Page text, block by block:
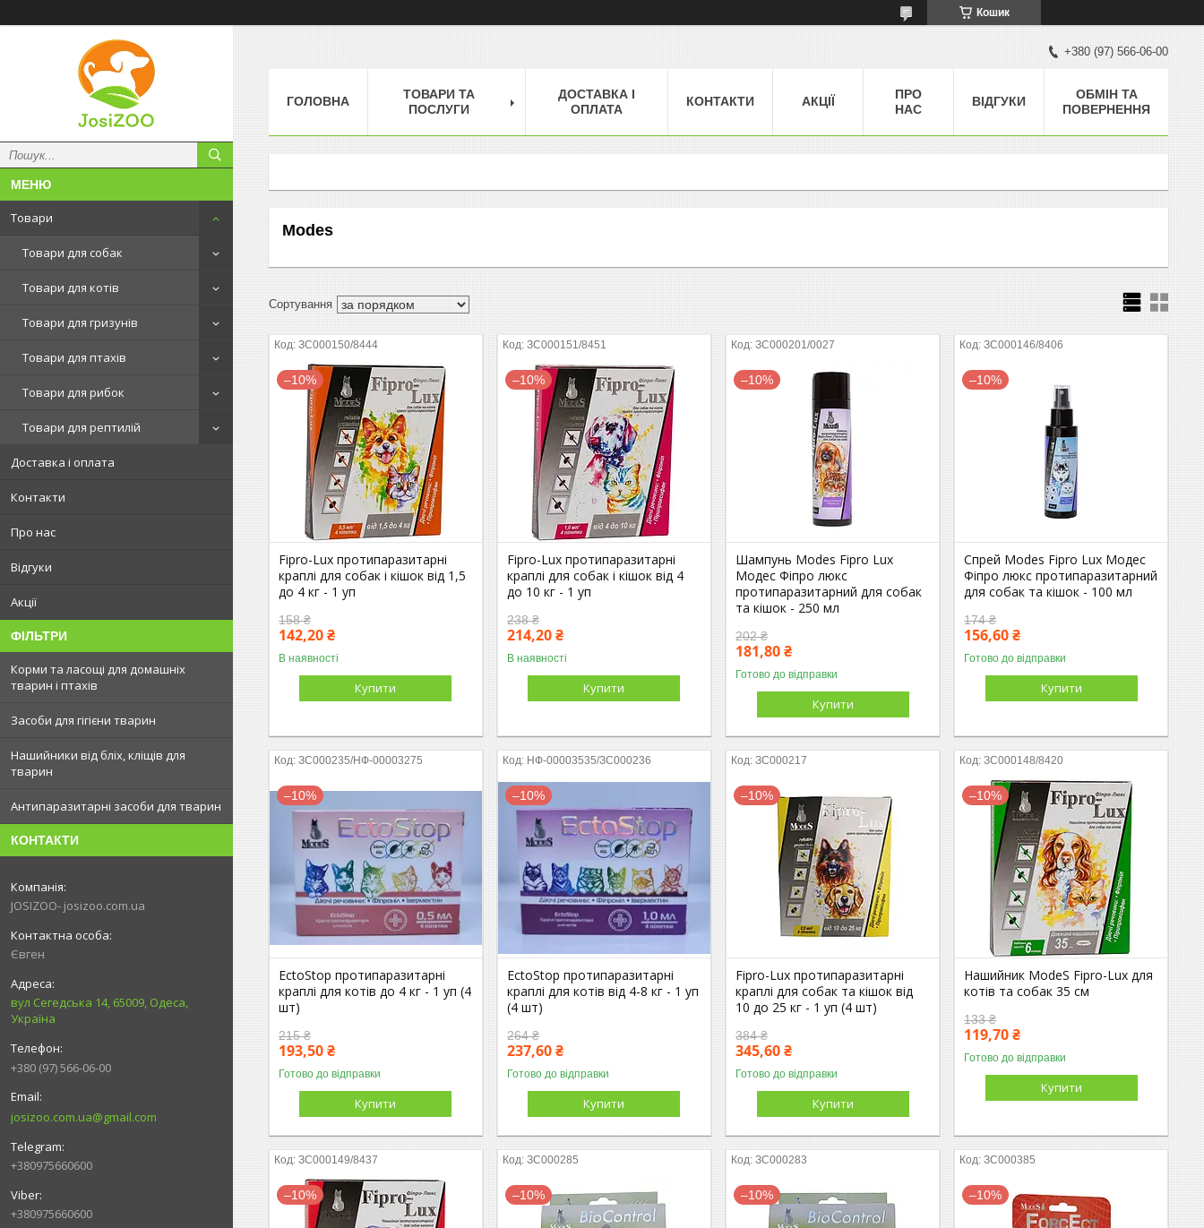
Кошик
Товари
Товари для собак
Товари для котів
Товари для гризунів
Товари для птахів
Товари для рибок
Товари для рептилій
Доставка і оплата
Контакти
Про нас
Відгуки
Акції
ФІЛЬТРИ
Корми та ласощі для домашніх
тварин і птахів
Засоби для гігієни тварин
Нашийники від бліх, кліщів для
тварин
Антипаразитарні засоби для тварин
КОНТАКТИ
JOSIZOO- josizoo.com.ua
Євген
вул Сегедська 14, 65009, Одеса,
Україна
+380 (97) 566-06-00
josizoo.com.ua@gmail.com
+380975660600
+380975660600
+380 (97) 566-06-00
ГОЛОВНА
ТОВАРИ ТА
ПОСЛУГИ
ДОСТАВКА І
ОПЛАТА
КОНТАКТИ АКЦІЇ
ПРО
НАС
ВІДГУКИ
ОБМІН ТА
ПОВЕРНЕННЯ
Modes
ЗС000150/8444
–10%
Fipro-Lux протипаразитарні
краплі для собак і кішок від 1,5
до 4 кг - 1 уп
158 ₴
142,20 ₴
В наявності
Купити
ЗС000151/8451
–10%
Fipro-Lux протипаразитарні
краплі для собак і кішок від 4
до 10 кг - 1 уп
238 ₴
214,20 ₴
В наявності
Купити
ЗС000201/0027
–10%
Шампунь Modes Fipro Lux
Модес Фіпро люкс
протипаразитарний для собак
та кішок - 250 мл
202 ₴
181,80 ₴
Готово до відправки
Купити
ЗС000146/8406
–10%
Спрей Modes Fipro Lux Модес
Фіпро люкс протипаразитарний
для собак та кішок - 100 мл
174 ₴
156,60 ₴
Готово до відправки
Купити
ЗС000235/НФ-00003275
–10%
EctoStop протипаразитарні
краплі для котів до 4 кг - 1 уп (4
шт)
215 ₴
193,50 ₴
Готово до відправки
Купити
НФ-00003535/ЗС000236
–10%
EctoStop протипаразитарні
краплі для котів від 4-8 кг - 1 уп
(4 шт)
264 ₴
237,60 ₴
Готово до відправки
Купити
ЗС000217
–10%
Fipro-Lux протипаразитарні
краплі для собак та кішок від
10 до 25 кг - 1 уп (4 шт)
384 ₴
345,60 ₴
Готово до відправки
Купити
ЗС000148/8420
–10%
Нашийник ModeS Fipro-Lux для
котів та собак 35 см
133 ₴
119,70 ₴
Готово до відправки
Купити
ЗС000149/8437
–10%
ЗС000285
–10%
ЗС000283
–10%
ЗС000385
–10%